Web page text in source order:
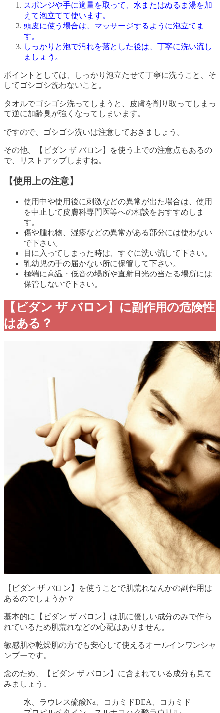
スポンジや手に適量を取って、水またはぬるま湯を加
えて泡立てて使います。
頭皮に使う場合は、マッサージするように泡立てま
す。
しっかりと泡で汚れを落とした後は、丁寧に洗い流し
ましょう。
ポイントとしては、しっかり泡立たせて丁寧に洗うこと、そ
してゴシゴシ洗わないこと。
タオルでゴシゴシ洗ってしまうと、皮膚を削り取ってしまっ
て逆に加齢臭が強くなってしまいます。
ですので、ゴシゴシ洗いは注意しておきましょう。
その他、【ビダン ザ バロン】を使う上での注意点もあるの
で、リストアップしますね。
【使用上の注意】
使用中や使用後に刺激などの異常が出た場合は、使用
を中止して皮膚科専門医等への相談をおすすめしま
す。
傷や腫れ物、湿疹などの異常がある部分には使わない
で下さい。
目に入ってしまった時は、すぐに洗い流して下さい。
乳幼児の手の届かない所に保管して下さい。
極端に高温・低音の場所や直射日光の当たる場所には
保管しないで下さい。
【ビダン ザ バロン】に副作用の危険性
はある？
【ビダン ザ バロン】を使うことで肌荒れなんかの副作用は
あるのでしょうか？
基本的に 【ビダン ザ バロン】は 肌に優しい成分のみで作ら
れているため肌荒れなどの心配はありません。
敏感肌や乾燥肌の方でも安心して使えるオールインワンシャ
ンプーです。
念のため、
【ビダン ザ バロン】に含まれている成分も見て
みましょう。
水、ラウレス硫酸Na、コカミドDEA、コカミド